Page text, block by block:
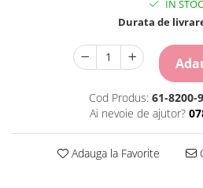
Hartie Copiator
Hartie Creponata
Instrumente de scris
Accesorii scriere
Creioane automate , mine
IN STOC
Durata de
Cod Produs: 61-8200-
Ai nevoie de ajutor?
Adauga la Favorite